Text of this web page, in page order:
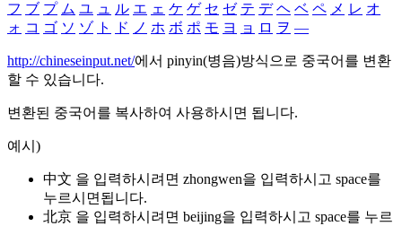
フ ブ プ ム ユ ュ ル エ ェ ケ ゲ セ ゼ テ デ ヘ ベ ペ メ レ オ
ォ コ ゴ ソ ゾ ト ド ノ ホ ボ ポ モ ヨ ョ ロ ヲ ―
http://chineseinput.net/에서 pinyin(병음)방식으로 중국어를 변환
할 수 있습니다.
변환된 중국어를 복사하여 사용하시면 됩니다.
예시)
中文 을 입력하시려면 zhongwen을 입력하시고 space를
누르시면됩니다.
北京 을 입력하시려면 beijing을 입력하시고 space를 누르